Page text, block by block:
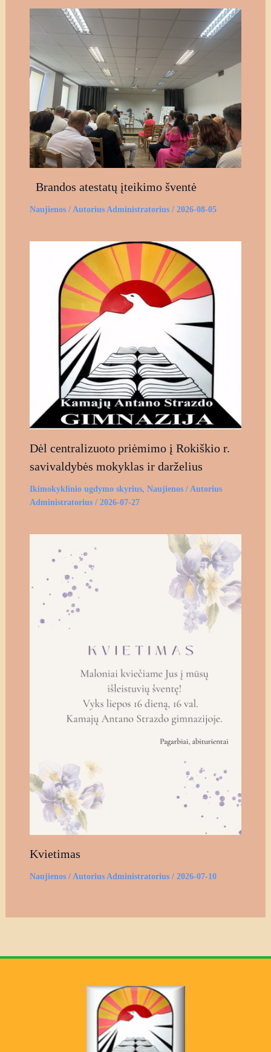
Brandos atestatų įteikimo šventė
Naujienos/ Autorius Administratorius / 2026-08-05
Dėl centralizuoto priėmimo į Rokiškio r.
savivaldybės mokyklas ir darželius
Ikimokyklinio ugdymo skyrius, Naujienos/ Autorius
Administratorius / 2026-07-27
Kvietimas
Naujienos/ Autorius Administratorius / 2026-07-10